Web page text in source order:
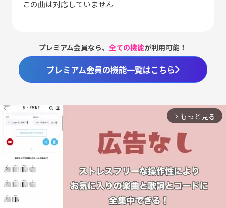
この曲は対応していません
プレミアム会員なら、全ての機能が利用可能！
プレミアム会員の機能一覧はこちら
arrow_forward_ios もっと見る